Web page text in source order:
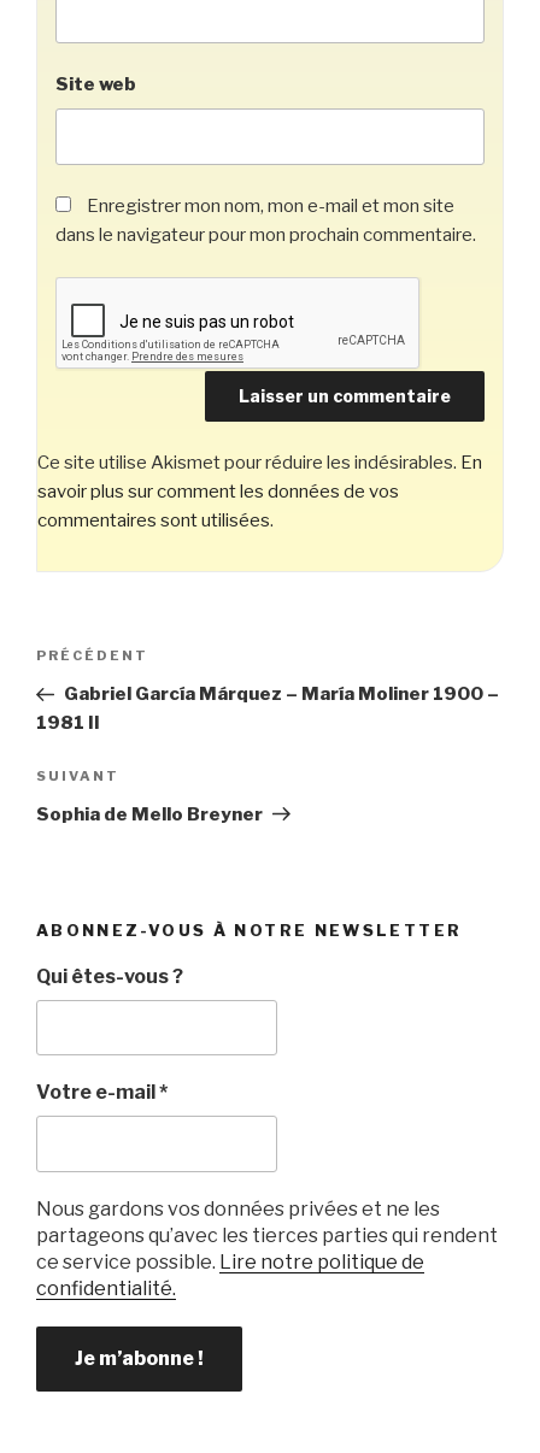
Site web
Enregistrer mon nom, mon e-mail et mon site
dans le navigateur pour mon prochain commentaire.
Ce site utilise Akismet pour réduire les indésirables. En
savoir plus sur comment les données de vos
commentaires sont utilisées.
Navigation
l’article
Article
précédent
PRÉCÉDENT
Gabriel García Márquez – María Moliner 1900 –
1981 II
Article
suivant
SUIVANT
Sophia de Mello Breyner
ABONNEZ-VOUS À NOTRE NEWSLETTER
Qui êtes-vous ?
Votre e-mail *
Nous gardons vos données privées et ne les
partageons qu’avec les tierces parties qui rendent
ce service possible. Lire notre politique de
confidentialité.